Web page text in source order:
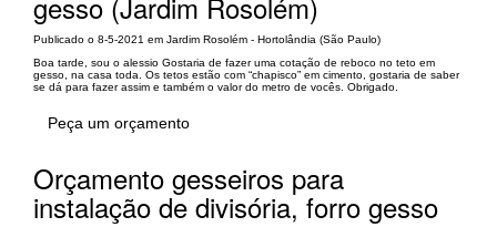
Publicado o 8-5-2021 em Jardim Rosolém - Hortolândia (São Paulo)
Boa tarde, sou o alessio Gostaria de fazer uma cotação de reboco no teto em
gesso, na casa toda. Os tetos estão com “chapisco” em cimento, gostaria de saber
se dá para fazer assim e também o valor do metro de vocês. Obrigado.
Peça um orçamento
Orçamento gesseiros para
instalação de divisória, forro gesso